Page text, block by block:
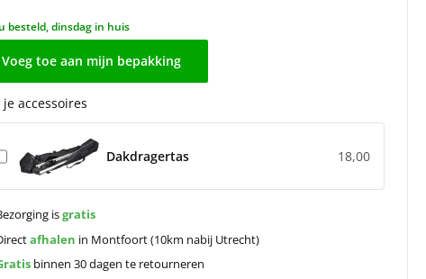
besteld, dinsdag in huis
Voeg toe aan mijn bepakking
je accessoires
Dakdragertas 18,00
isgratis
afhalen in Montfoort (10km nabij Utrecht)
binnen 30 dagen te retourneren